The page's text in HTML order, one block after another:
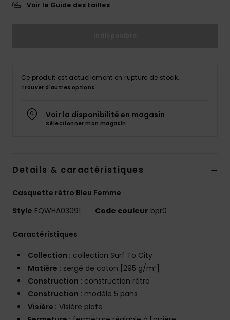
Voir le Guide des tailles
Ce produit est actuellement en rupture de stock.
Trouver d'autres options
Voir la disponibilité en magasin
Sélectionner mon magasin
Details & caractéristiques
Casquette rétro Bleu Femme
Style EQWHA03091 Code couleur bpr0
Caractéristiques
Collection : collection Surf To City
Matière : sergé de coton [295 g/m²]
Construction : construction rétro
Construction : modèle 5 pans
Visière : Visière plate